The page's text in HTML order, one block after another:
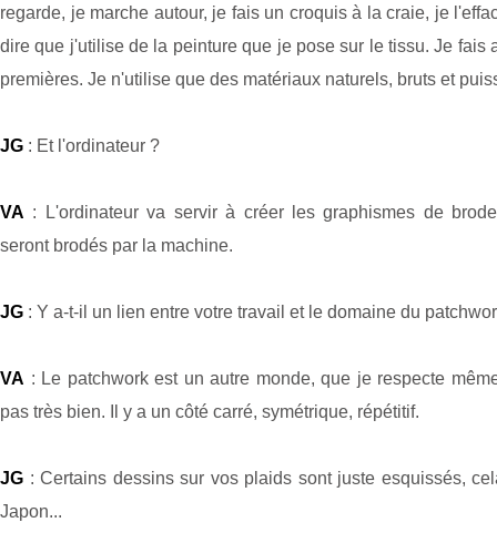
regarde, je marche autour, je fais un croquis à la craie, je
dire que j'utilise de la peinture que je pose sur le tissu. Je
premières. Je n'utilise que des matériaux naturels, bruts et
JG : Et l'ordinateur ?
VA : L'ordinateur va servir à créer les graphismes de
seront brodés par la machine.
JG : Y a-t-il un lien entre votre travail et le domaine du
VA : Le patchwork est un autre monde, que je respecte
pas très bien. Il y a un côté carré, symétrique, répétitif.
JG : Certains dessins sur vos plaids sont juste esquissés,
Japon...